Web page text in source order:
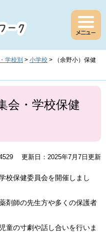
学校別 > 小学校 >
（余野小）保健
会・学校保健
更新日：2025年7月7日更新
校保健委員会を開催しまし
剤師の先生方や多くの保護者
童の寸劇や話し合いを行いま